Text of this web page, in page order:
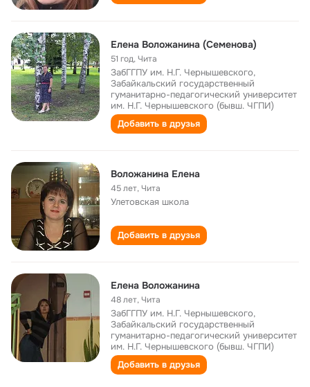
Елена Воложанина (Семенова)
51 год,Чита
ЗабГГПУ им. Н.Г. Чернышевского,
Забайкальский государственный
гуманитарно-педагогический университет
им. Н.Г. Чернышевского (бывш. ЧГПИ)
Добавить в друзья
Воложанина Елена
45 лет,Чита
Улетовская школа
Добавить в друзья
Елена Воложанина
48 лет,Чита
ЗабГГПУ им. Н.Г. Чернышевского,
Забайкальский государственный
гуманитарно-педагогический университет
им. Н.Г. Чернышевского (бывш. ЧГПИ)
Добавить в друзья